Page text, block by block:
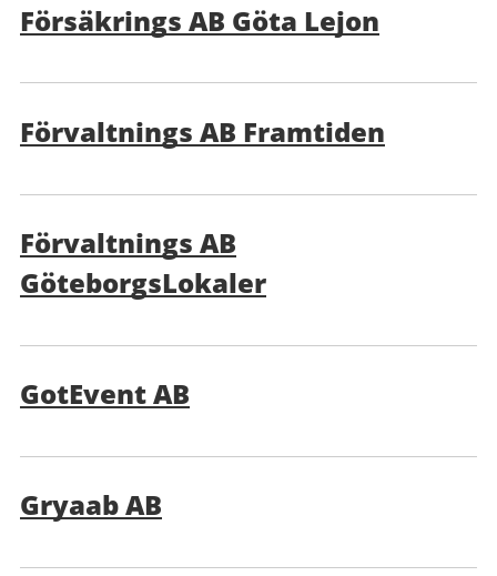
Försäkrings AB Göta Lejon
Förvaltnings AB Framtiden
Förvaltnings AB
GöteborgsLokaler
GotEvent AB
Gryaab AB